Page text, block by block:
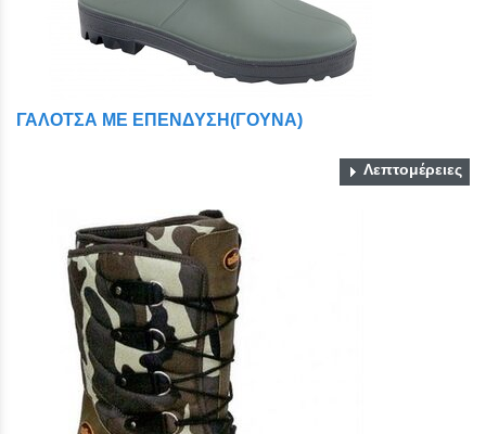
ΓΑΛΟΤΣΑ ΜΕ ΕΠΕΝΔΥΣΗ(ΓΟΥΝΑ)
Λεπτομέρειες